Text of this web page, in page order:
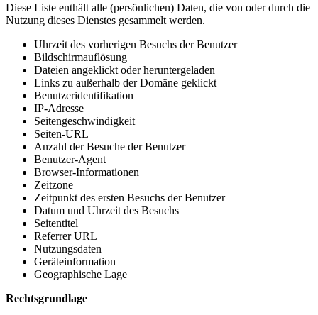
Diese Liste enthält alle (persönlichen) Daten, die von oder durch die
Nutzung dieses Dienstes gesammelt werden.
Uhrzeit des vorherigen Besuchs der Benutzer
Bildschirmauflösung
Dateien angeklickt oder heruntergeladen
Links zu außerhalb der Domäne geklickt
Benutzeridentifikation
IP-Adresse
Seitengeschwindigkeit
Seiten-URL
Anzahl der Besuche der Benutzer
Benutzer-Agent
Browser-Informationen
Zeitzone
Zeitpunkt des ersten Besuchs der Benutzer
Datum und Uhrzeit des Besuchs
Seitentitel
Referrer URL
Nutzungsdaten
Geräteinformation
Geographische Lage
Rechtsgrundlage